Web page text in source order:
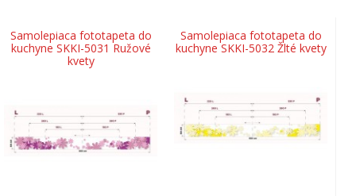
Samolepiaca fototapeta do
kuchyne SKKI-5031 Ružové
kvety
Samolepiaca fototapeta do
kuchyne SKKI-5032 Žlté kvety